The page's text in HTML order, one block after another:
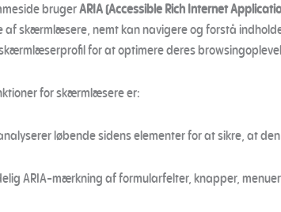
brugerARIA (Accessible Rich Internet
skærmlæsere, nemt kan navigere og forstå
for at optimere deres
for skærmlæsere er:
løbende sidens elementer for at sikre, at
ARIA-mærkning af formularfelter, knapper,